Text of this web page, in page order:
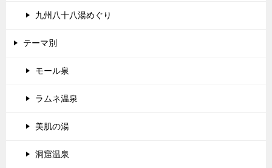
九州八十八湯めぐり
テーマ別
モール泉
ラムネ温泉
美肌の湯
洞窟温泉